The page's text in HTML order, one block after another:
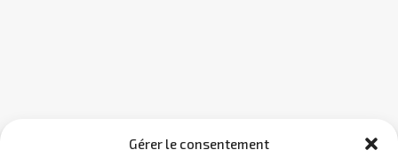
Gérer le consentement